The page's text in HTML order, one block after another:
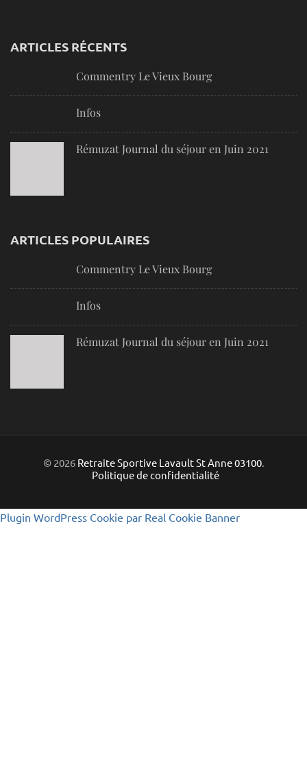
ARTICLES RÉCENTS
Commentry Le Vieux Bourg
Infos
Rémuzat Journal du séjour en Juin 2021
ARTICLES POPULAIRES
Commentry Le Vieux Bourg
Infos
Rémuzat Journal du séjour en Juin 2021
© 2026 Retraite Sportive Lavault St Anne 03100.
Politique de confidentialité
Plugin WordPress Cookie par Real Cookie Banner